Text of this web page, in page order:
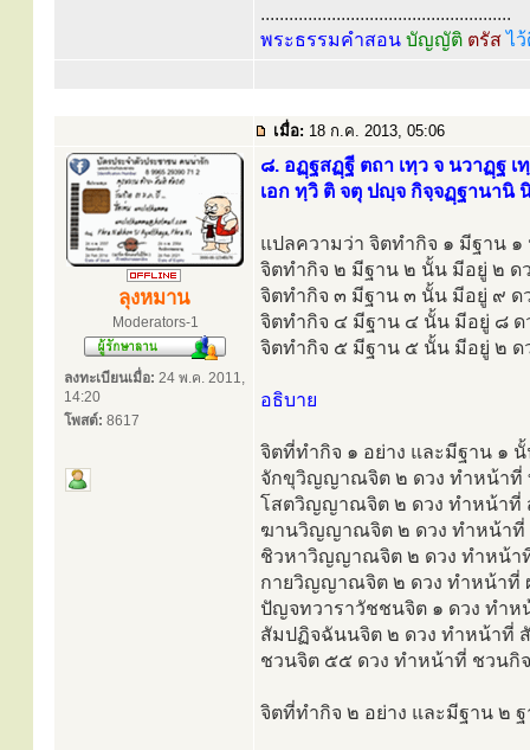
.....................................................
พระธรรมคำสอน บัญญัติ ตรัสไ
เมื่อ: 18 ก.ค. 2013, 05:06
ลุงหมาน
Moderators-1
ลงทะเบียนเมื่อ: 24 พ.ค. 2011,
14:20
โพสต์: 8617
๘. อฏฺฐสฏฺฐี ตถา เทฺว จ นวาฏฺฐ เ
เอก ทฺวิ ติ จตุ ปญฺจ กิจฺจฏฺฐานานิ
แปลความว่า จิตทำกิจ ๑ มีฐาน
จิตทำกิจ ๒ มีฐาน ๒ นั้น มีอยู่ ๒ ด
จิตทำกิจ ๓ มีฐาน ๓ นั้น มีอยู่ ๙ ด
จิตทำกิจ ๔ มีฐาน ๔ นั้น มีอยู่ ๘ ด
จิตทำกิจ ๕ มีฐาน ๕ นั้น มีอยู่ ๒ ด
อธิบาย
จิตที่ทำกิจ ๑ อย่าง และมีฐาน ๑
จักขุวิญญาณจิต ๒ ดวง ทำหน้าที่
โสตวิญญาณจิต ๒ ดวง ทำหน้าที่
ฆานวิญญาณจิต ๒ ดวง ทำหน้าที่
ชิวหาวิญญาณจิต ๒ ดวง ทำหน้า
กายวิญญาณจิต ๒ ดวง ทำหน้าที่
ปัญจทวาราวัชชนจิต ๑ ดวง ทำห
สัมปฏิจฉันนจิต ๒ ดวง ทำหน้าที่
ชวนจิต ๕๕ ดวง ทำหน้าที่ ชวนกิ
จิตที่ทำกิจ ๒ อย่าง และมีฐาน ๒